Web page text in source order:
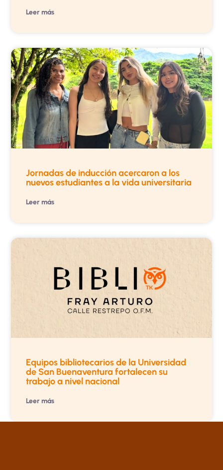
Leer más
Jornadas de inducción acercaron a los
nuevos estudiantes a la vida universitaria
Leer más
Equipos bibliotecarios de la Universidad
de San Buenaventura fortalecen su
trabajo a nivel nacional
Leer más